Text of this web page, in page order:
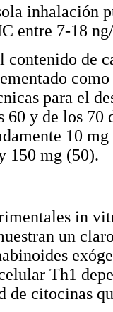
inhalación
entre 7-18
contenido de
para el
60 y de los
10
150 mg (50).
in
un
Th1
de citocinas